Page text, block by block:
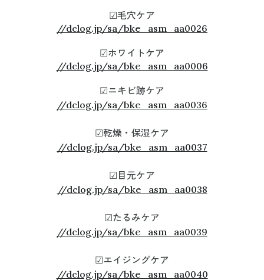
☑︎毛穴ケア
//dclog.jp/sa/bke_asm_aa0026
☑︎ホワイトケア
//dclog.jp/sa/bke_asm_aa0006
☑︎ニキビ跡ケア
//dclog.jp/sa/bke_asm_aa0036
☑︎乾燥・保湿ケア
//dclog.jp/sa/bke_asm_aa0037
☑︎目元ケア
//dclog.jp/sa/bke_asm_aa0038
☑︎たるみケア
//dclog.jp/sa/bke_asm_aa0039
☑︎エイジングケア
//dclog.jp/sa/bke_asm_aa0040